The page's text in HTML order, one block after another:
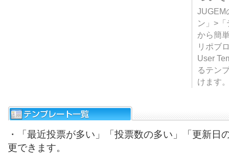
JUGEM
ン」>
から簡
リポブ
User
るテン
けます
・「最近投票が多い」「投票数の多い」「更新日
更できます。